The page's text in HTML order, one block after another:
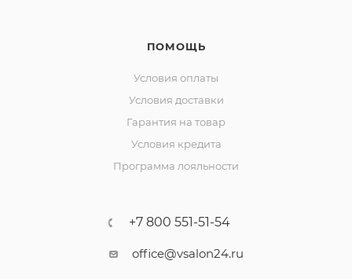
ПОМОЩЬ
Условия оплаты
Условия доставки
Гарантия на товар
Условия кредита
Программа лояльности
+7 800 551-51-54
office@vsalon24.ru